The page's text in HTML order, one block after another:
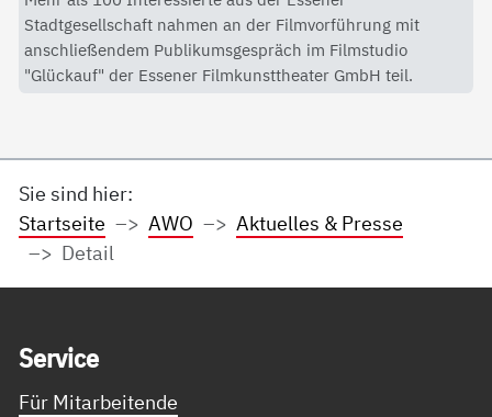
Stadtgesellschaft nahmen an der Filmvorführung mit
anschließendem Publikumsgespräch im Filmstudio
"Glückauf" der Essener Filmkunsttheater GmbH teil.
Sie sind hier:
Startseite
AWO
Aktuelles & Presse
Detail
Ser­vice
Für Mitarbeitende